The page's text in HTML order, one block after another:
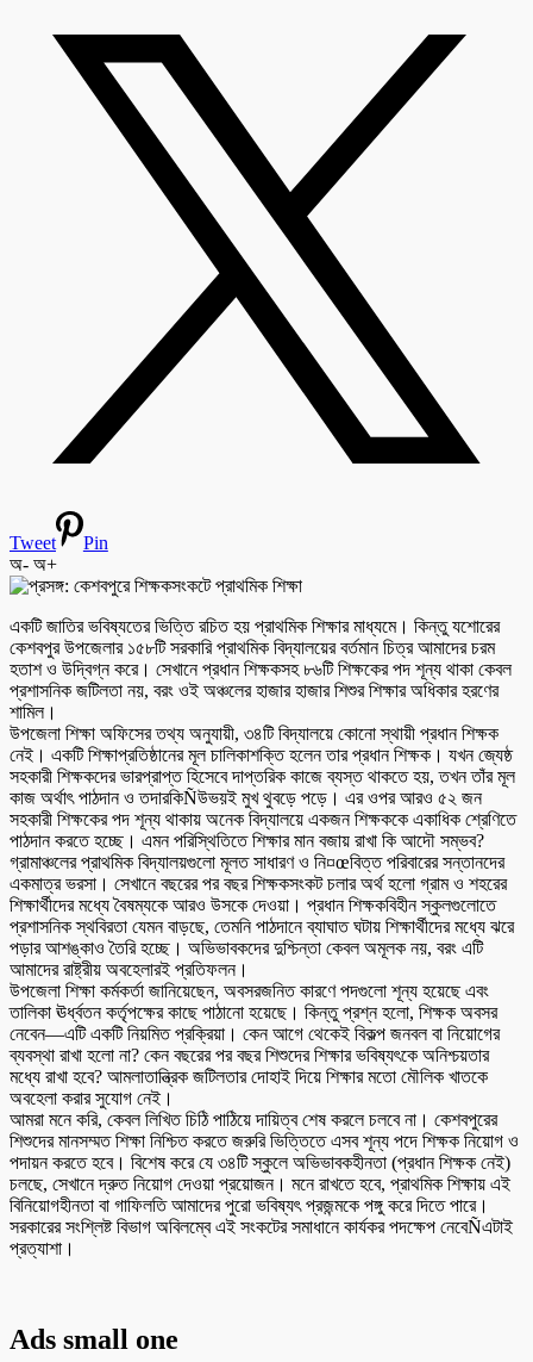
Tweet
Pin
অ- অ+
একটি জাতির ভবিষ্যতের ভিত্তি রচিত হয় প্রাথমিক শিক্ষার মাধ্যমে। কিন্তু যশোরের
কেশবপুর উপজেলার ১৫৮টি সরকারি প্রাথমিক বিদ্যালয়ের বর্তমান চিত্র আমাদের চরম
হতাশ ও উদ্বিগ্ন করে। সেখানে প্রধান শিক্ষকসহ ৮৬টি শিক্ষকের পদ শূন্য থাকা কেবল
প্রশাসনিক জটিলতা নয়, বরং ওই অঞ্চলের হাজার হাজার শিশুর শিক্ষার অধিকার হরণের
শামিল।
উপজেলা শিক্ষা অফিসের তথ্য অনুযায়ী, ৩৪টি বিদ্যালয়ে কোনো স্থায়ী প্রধান শিক্ষক
নেই। একটি শিক্ষাপ্রতিষ্ঠানের মূল চালিকাশক্তি হলেন তার প্রধান শিক্ষক। যখন জ্যেষ্ঠ
সহকারী শিক্ষকদের ভারপ্রাপ্ত হিসেবে দাপ্তরিক কাজে ব্যস্ত থাকতে হয়, তখন তাঁর মূল
কাজ অর্থাৎ পাঠদান ও তদারকিÑউভয়ই মুখ থুবড়ে পড়ে। এর ওপর আরও ৫২ জন
সহকারী শিক্ষকের পদ শূন্য থাকায় অনেক বিদ্যালয়ে একজন শিক্ষককে একাধিক শ্রেণিতে
পাঠদান করতে হচ্ছে। এমন পরিস্থিতিতে শিক্ষার মান বজায় রাখা কি আদৌ সম্ভব?
গ্রামাঞ্চলের প্রাথমিক বিদ্যালয়গুলো মূলত সাধারণ ও নি¤œবিত্ত পরিবারের সন্তানদের
একমাত্র ভরসা। সেখানে বছরের পর বছর শিক্ষকসংকট চলার অর্থ হলো গ্রাম ও শহরের
শিক্ষার্থীদের মধ্যে বৈষম্যকে আরও উসকে দেওয়া। প্রধান শিক্ষকবিহীন স্কুলগুলোতে
প্রশাসনিক স্থবিরতা যেমন বাড়ছে, তেমনি পাঠদানে ব্যাঘাত ঘটায় শিক্ষার্থীদের মধ্যে ঝরে
পড়ার আশঙ্কাও তৈরি হচ্ছে। অভিভাবকদের দুশ্চিন্তা কেবল অমূলক নয়, বরং এটি
আমাদের রাষ্ট্রীয় অবহেলারই প্রতিফলন।
উপজেলা শিক্ষা কর্মকর্তা জানিয়েছেন, অবসরজনিত কারণে পদগুলো শূন্য হয়েছে এবং
তালিকা ঊর্ধ্বতন কর্তৃপক্ষের কাছে পাঠানো হয়েছে। কিন্তু প্রশ্ন হলো, শিক্ষক অবসর
নেবেন—এটি একটি নিয়মিত প্রক্রিয়া। কেন আগে থেকেই বিকল্প জনবল বা নিয়োগের
ব্যবস্থা রাখা হলো না? কেন বছরের পর বছর শিশুদের শিক্ষার ভবিষ্যৎকে অনিশ্চয়তার
মধ্যে রাখা হবে? আমলাতান্ত্রিক জটিলতার দোহাই দিয়ে শিক্ষার মতো মৌলিক খাতকে
অবহেলা করার সুযোগ নেই।
আমরা মনে করি, কেবল লিখিত চিঠি পাঠিয়ে দায়িত্ব শেষ করলে চলবে না। কেশবপুরের
শিশুদের মানসম্মত শিক্ষা নিশ্চিত করতে জরুরি ভিত্তিতে এসব শূন্য পদে শিক্ষক নিয়োগ ও
পদায়ন করতে হবে। বিশেষ করে যে ৩৪টি স্কুলে অভিভাবকহীনতা (প্রধান শিক্ষক নেই)
চলছে, সেখানে দ্রুত নিয়োগ দেওয়া প্রয়োজন। মনে রাখতে হবে, প্রাথমিক শিক্ষায় এই
বিনিয়োগহীনতা বা গাফিলতি আমাদের পুরো ভবিষ্যৎ প্রজন্মকে পঙ্গু করে দিতে পারে।
সরকারের সংশ্লিষ্ট বিভাগ অবিলম্বে এই সংকটের সমাধানে কার্যকর পদক্ষেপ নেবেÑএটাই
প্রত্যাশা।
Ads small one